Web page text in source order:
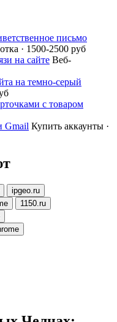
письмо
· 1500-2500 руб
на сайте Веб-
на темно-серый
с товаром
Gmail Купить аккаунты ·
ipgeo.ru
1150.ru